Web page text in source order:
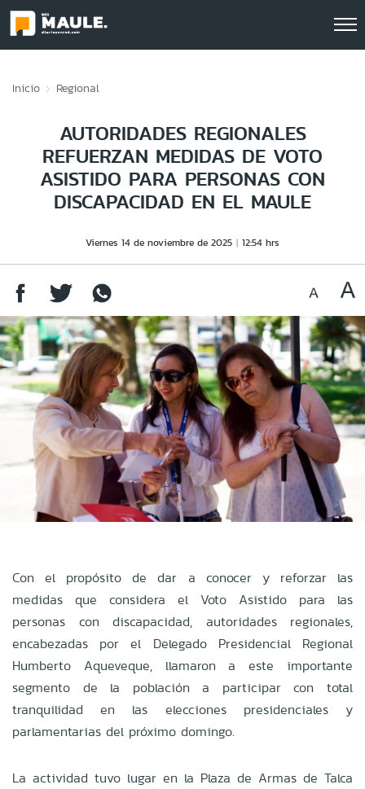
Inicio Regional
AUTORIDADES REGIONALES
REFUERZAN MEDIDAS DE VOTO
ASISTIDO PARA PERSONAS CON
DISCAPACIDAD EN EL MAULE
Viernes 14 de noviembre de 2025 12:54 hrs
Con el propósito de dar a conocer y reforzar las
medidas que considera el Voto Asistido para las
personas con discapacidad, autoridades regionales,
encabezadas por el Delegado Presidencial Regional
Humberto Aqueveque, llamaron a este importante
segmento de la población a participar con total
tranquilidad en las elecciones presidenciales y
parlamentarias del próximo domingo.
La actividad tuvo lugar en la Plaza de Armas de Talca